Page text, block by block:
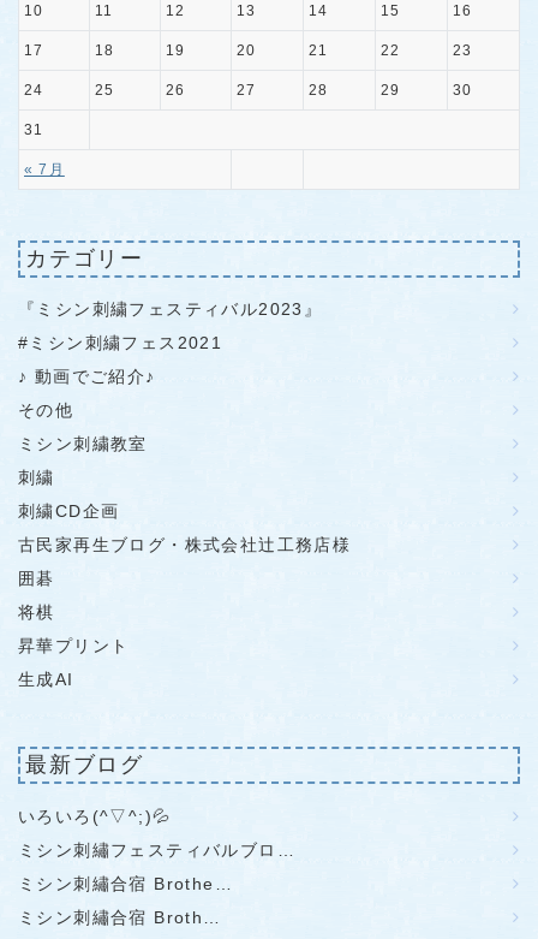
« 7月
10 11 12 13 14 15 16
17 18 19 20 21 22 23
24 25 26 27 28 29 30
31
カテゴリー
『ミシン刺繍フェスティバル2023』
#ミシン刺繍フェス2021
♪ 動画でご紹介♪
その他
ミシン刺繍教室
刺繍
刺繍CD企画
古民家再生ブログ・株式会社辻工務店様
囲碁
将棋
昇華プリント
生成AI
最新ブログ
いろいろ(^▽^;)💦
ミシン刺繡フェスティバルブロ…
ミシン刺繡合宿 Brothe…
ミシン刺繡合宿 Broth…